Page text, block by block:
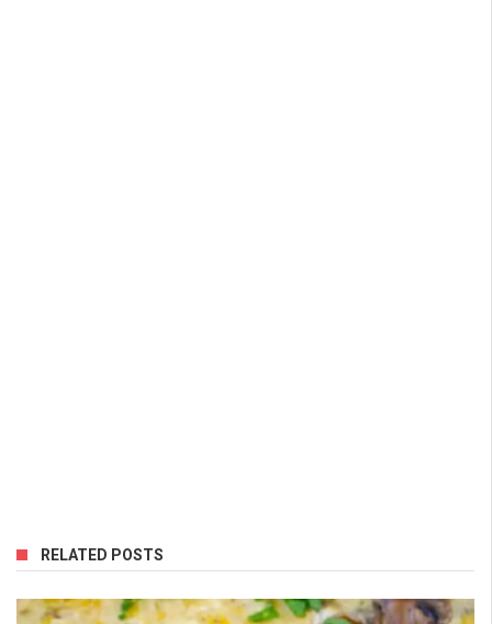
RELATED POSTS